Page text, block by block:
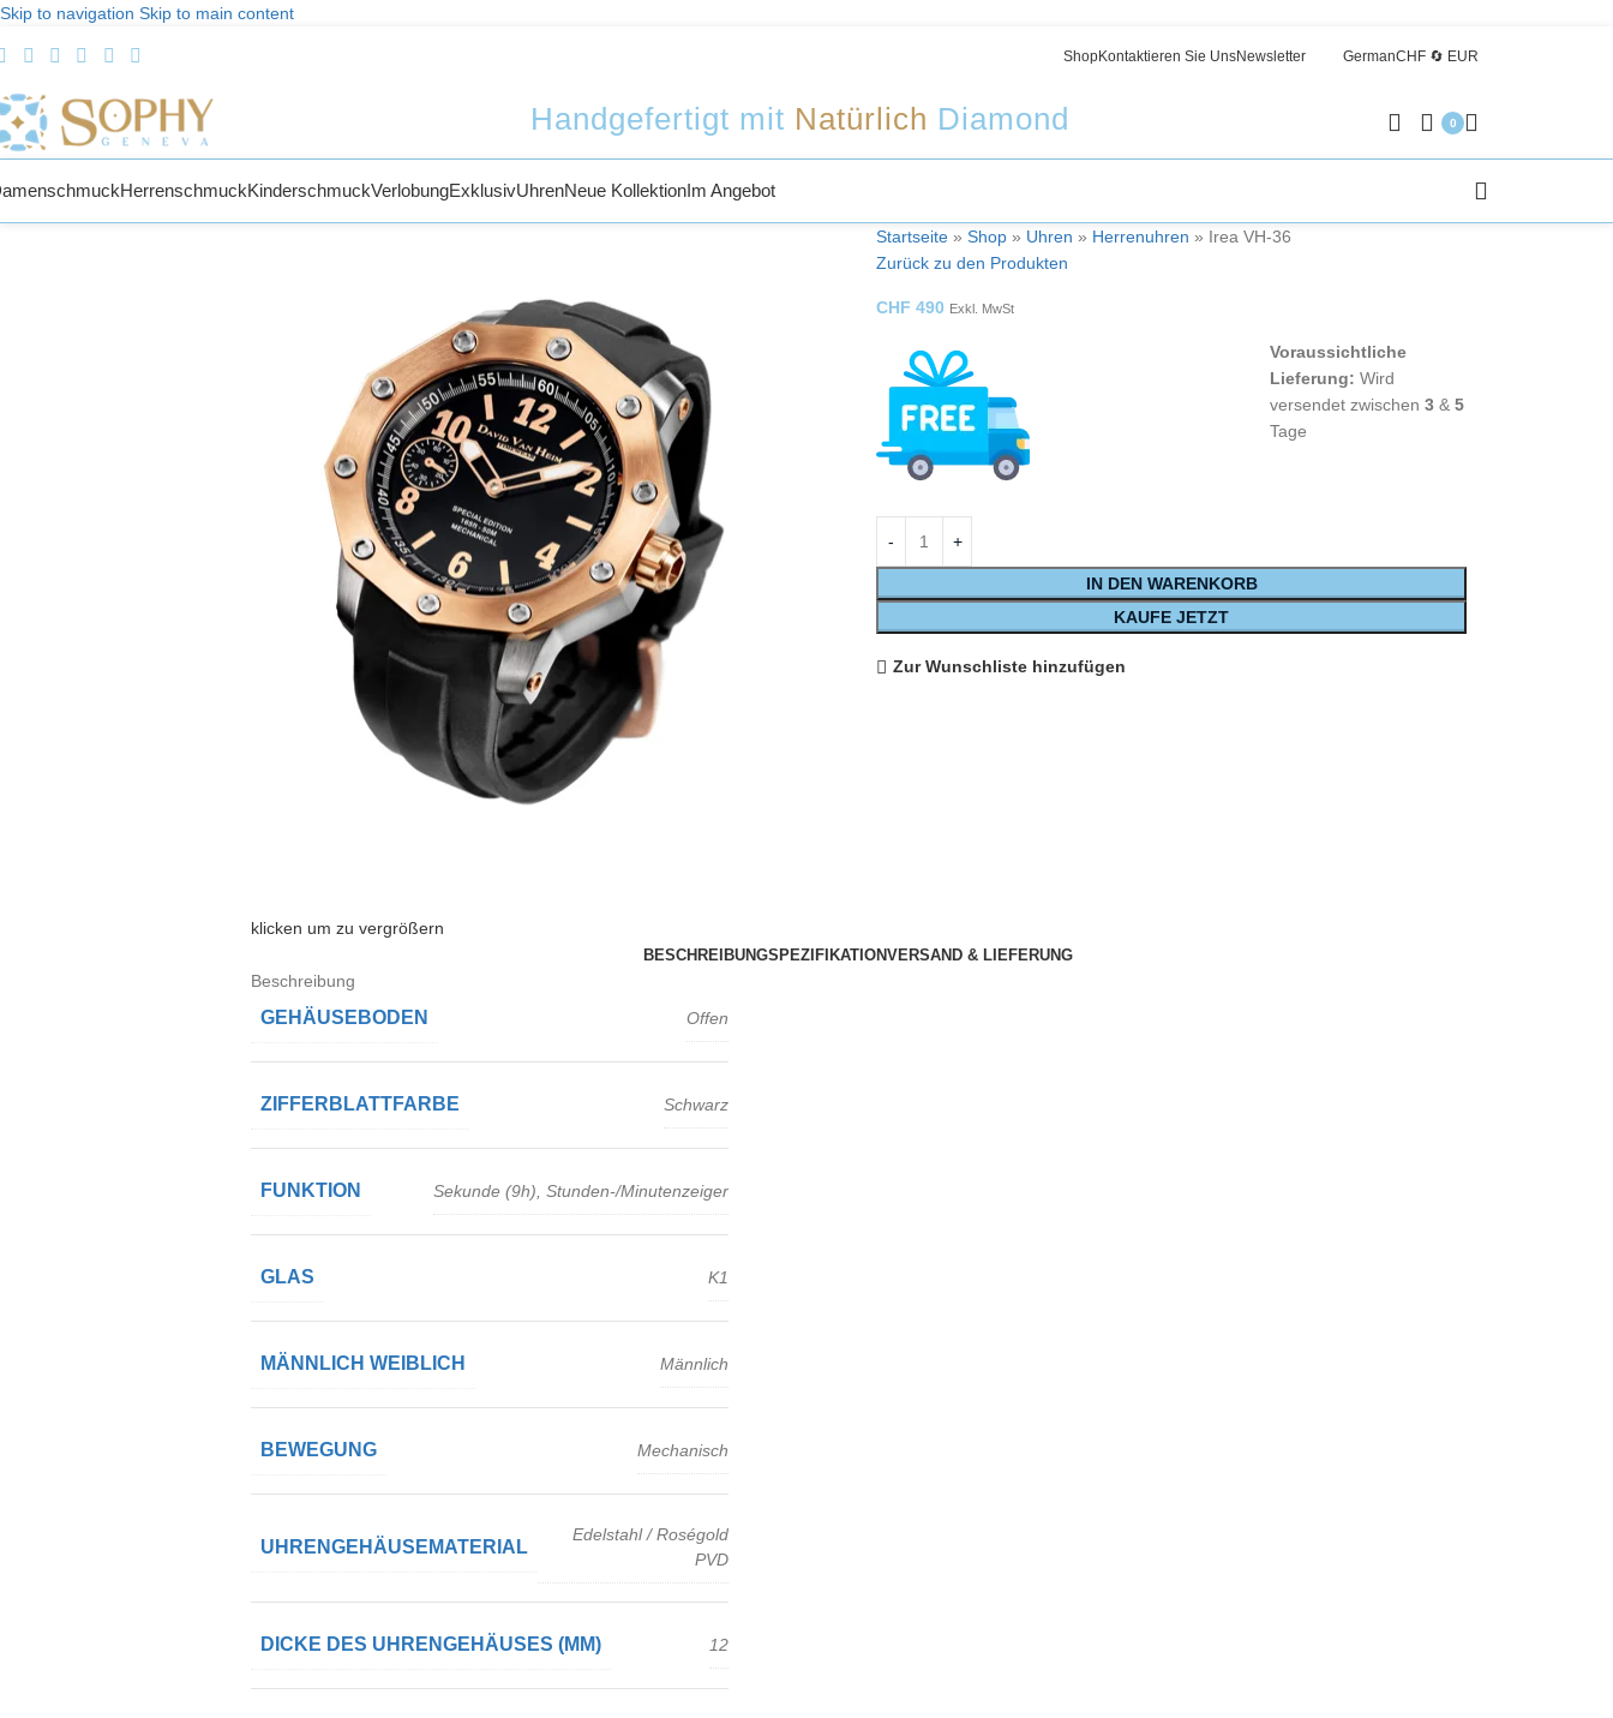
Skip to navigation Skip to main content
ShopKontaktieren Sie UnsNewsletter GermanCHF 🔄 EUR
Handgefertigt mit Natürlich Diamond 0
HerrenschmuckKinderschmuckVerlobungExklusivUhrenNeue KollektionIm Angebot
klicken um zu vergrößern
Startseite »Shop » Uhren » Herrenuhren » Irea VH-36
Zurück zu den Produkten
CHF 490 Exkl. MwSt
Voraussichtliche
Lieferung: Wird
versendet zwischen 3 & 5
Tage
IN DEN WARENKORB
KAUFE JETZT
Zur Wunschliste hinzufügen
BESCHREIBUNGSPEZIFIKATIONVERSAND & LIEFERUNG
Beschreibung
GEHÄUSEBODEN Offen
ZIFFERBLATTFARBE Schwarz
FUNKTION Sekunde (9h), Stunden-/Minutenzeiger
GLAS K1
MÄNNLICH WEIBLICH Männlich
BEWEGUNG Mechanisch
UHRENGEHÄUSEMATERIAL
Edelstahl / Roségold
PVD
DICKE DES UHRENGEHÄUSES (MM) 12